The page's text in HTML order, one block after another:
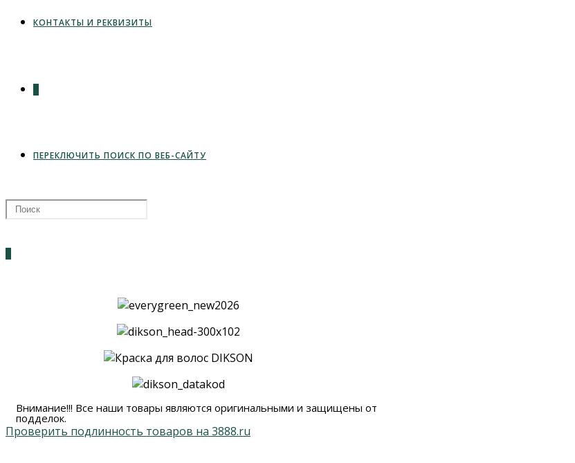
КОНТАКТЫ И РЕКВИЗИТЫ
ПЕРЕКЛЮЧИТЬ ПОИСК ПО ВЕБ-САЙТУ
Внимание!!! Все наши товары являются оригинальными и защищены от
подделок.
Проверить подлинность товаров на 3888.ru